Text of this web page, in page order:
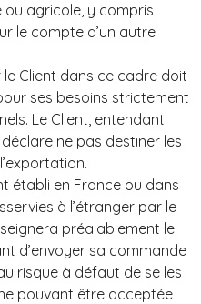
ou agricole, y compris
le compte d’un autre
Client dans ce cadre doit
ses besoins strictement
Le Client, entendant
ne pas destiner les
établi en France ou dans
à l’étranger par le
préalablement le
d’envoyer sa commande
risque à défaut de se les
pouvant être acceptée